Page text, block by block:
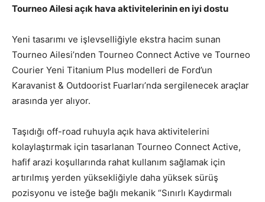
Tourneo Ailesi açık hava aktivitelerinin en iyi dostu
Yeni tasarımı ve işlevselliğiyle ekstra hacim sunan
Tourneo Ailesi’nden Tourneo Connect Active ve Tourneo
Courier Yeni Titanium Plus modelleri de Ford’un
Karavanist & Outdoorist Fuarları’nda sergilenecek araçlar
arasında yer alıyor.
Taşıdığı off-road ruhuyla açık hava aktivitelerini
kolaylaştırmak için tasarlanan Tourneo Connect Active,
hafif arazi koşullarında rahat kullanım sağlamak için
artırılmış yerden yüksekliğiyle daha yüksek sürüş
pozisyonu ve isteğe bağlı mekanik “Sınırlı Kaydırmalı